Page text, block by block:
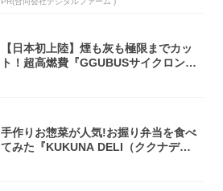
【日本初上陸】煙も灰も極限までカッ
ト！超高燃費『GGUBUSサイクロン焚
手作りお惣菜が人気!お握り弁当を食べ
てみた『KUKUNA DELI（ククナデ